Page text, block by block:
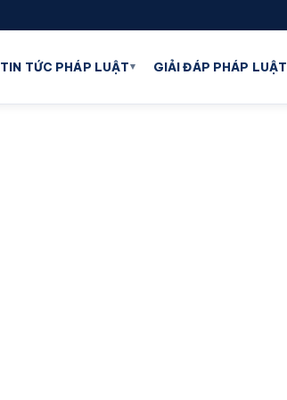
TIN TỨC PHÁP LUẬT▾ GIẢI ĐÁP PHÁP LUẬT